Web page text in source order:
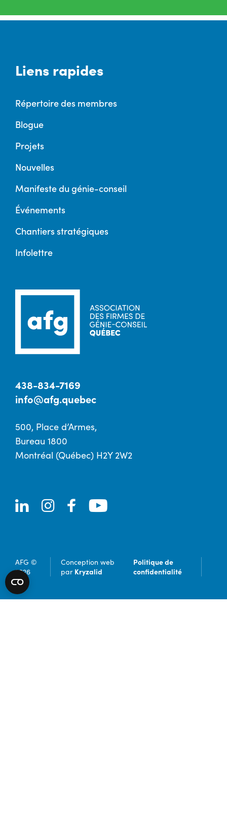
Liens rapides
Répertoire des membres
Blogue
Projets
Nouvelles
Manifeste du génie-conseil
Événements
Chantiers stratégiques
Infolettre
438-834-7169
info@afg.quebec
500, Place d’Armes,
Bureau 1800
Montréal (Québec) H2Y 2W2
AFG ©
2026
Conception web
par Kryzalid
Politique de
confidentialité